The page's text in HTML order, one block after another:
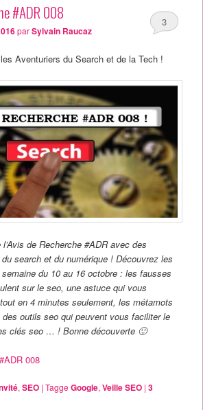
#ADR 008
parSylvain Raucaz
3
Aventuriers du Search et de la Tech !
de Recherche #ADR avec des
search et du numérique ! Découvrez les
du 10 au 16 octobre : les fausses
sur le seo, une astuce qui vous
en 4 minutes seulement, les métamots
outils seo qui peuvent vous faciliter le
clés seo … ! Bonne découverte 🙂
008
, SEO | Tagge Google, Veille SEO | 3